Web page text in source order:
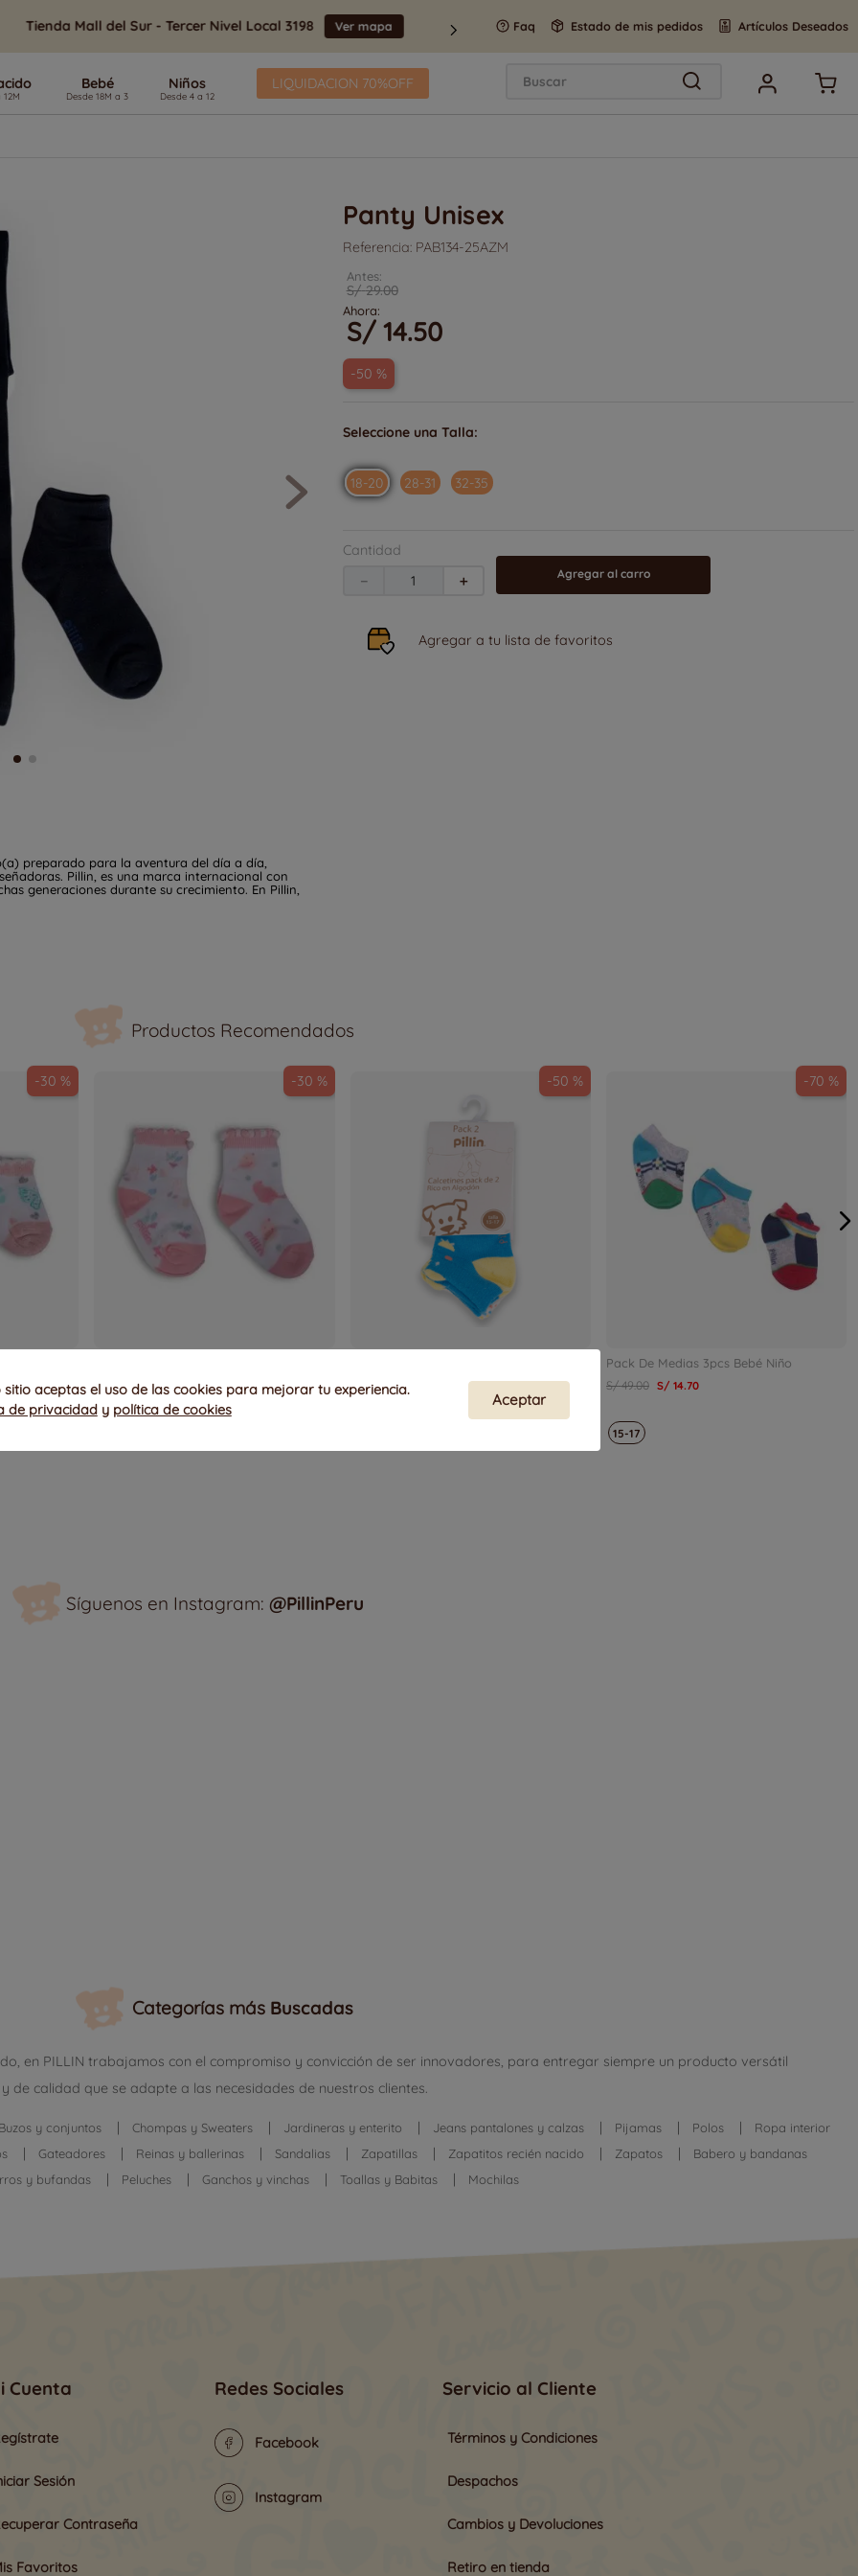
Tienda Mall del Sur - Tercer Nivel Local 3198 Ver mapa Faq Estado de mis pedidos Artículos Deseados
Bebé Niños LIQUIDACION 70%OFF
preparado para la aventura del día a día,
Pillin, es una marca internacional con
generaciones durante su crecimiento. En Pillin,
Panty Unisex
Referencia: PAB134-25AZM
S/ 29.00
S/ 14.50
-50 %
18-20 28-31 32-35
Cantidad
＋
－
Productos Recomendados
-30 %
S/ 39.00 S/ 27 .30
-30 %
S/ 39.00 S/
-50 %
Pack De Medias 3pcs Bebé Niño
S/ 49.00 S/ 14.70
-70 %
15-17
Síguenos en Instagram: @PillinPeru
Categorías más Buscadas
en PILLIN trabajamos con el compromiso y convicción de ser innovadores, para entregar siempre un producto versátil
y de calidad que se adapte a las necesidades de nuestros clientes.
Buzos y conjuntos Chompas y Sweaters Jardineras y enterito Jeans pantalones y calzas Pijamas Polos
Ropa interior
Gateadores Reinas y ballerinas Sandalias Zapatillas Zapatitos recién nacido Zapatos
Babero y bandanas
y bufandas Peluches Ganchos y vinchas Toallas y Babitas Mochilas
Cuenta
Sesión
Contraseña
Favoritos
Redes Sociales
Facebook
Instagram
Servicio al Cliente
Términos y Condiciones
Despachos
Cambios y Devoluciones
Retiro en tienda
aceptas el uso de las cookies para mejorar tu experiencia.
de privacidady política de cookies
Aceptar
Primeros Pasos
Zapatillas Niña